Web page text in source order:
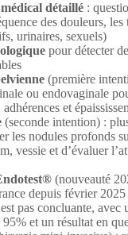
détaillé :
des douleurs, les
urinaires, sexuels)
pour détecter
(première
ou endovaginale
et
(seconde intention) :
les nodules profonds
vessie et d’évaluer
(nouveauté
depuis février 2025
pas concluante, avec
et un résultat en